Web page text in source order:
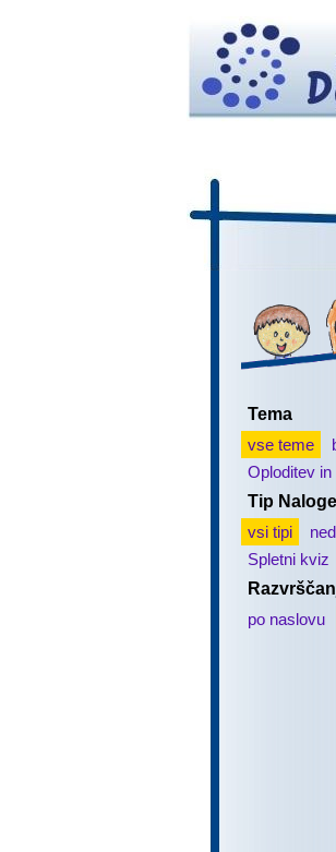
Tema
vse teme
Oploditev
Tip Naloge
vsi tipi
Spletni kviz
po naslovu